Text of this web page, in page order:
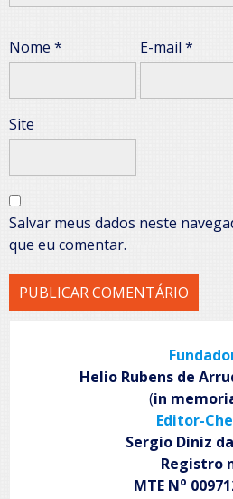
Nome * E-mail*
Site
Salvar meus dados neste
que eu comentar.
Helio Rubens de
(in
Editor-
Sergio Diniz
Registro
MTE No